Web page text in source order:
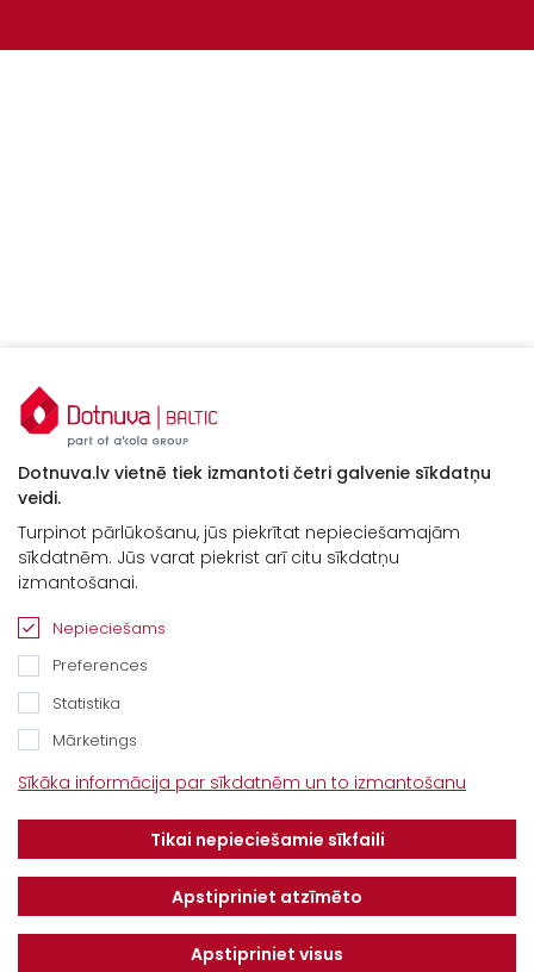
Kontakti
“Baltijas Ceļš”, Brankas, Cenu pagasts,
Jelgavas novads, LV-3043
Tel. +371 67913161
E-pasts:
info@dotnuvabaltic.lv
Kontakti
Vakances
Finansējums
Privātuma politika
MAKSĀJUMU KĀRTĪBA UN
NOTEIKUMI
Dotnuva.lv vietnē tiek izmantoti četri galvenie sīkdatņu
veidi.
Turpinot pārlūkošanu, jūs piekrītat nepieciešamajām
sīkdatnēm. Jūs varat piekrist arī citu sīkdatņu
izmantošanai.
Nepieciešams
Preferences
Statistika
Mārketings
Sīkāka informācija par sīkdatnēm un to izmantošanu
Tikai nepieciešamie sīkfaili
Apstipriniet atzīmēto
Apstipriniet visus